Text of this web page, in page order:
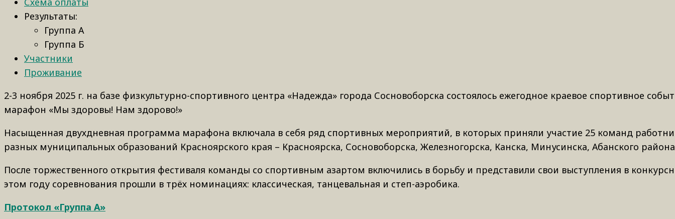
Результаты:
Группа А
Группа Б
Участники
Проживание
2-3 ноября 2025 г. на базе физкультурно-спортивного центра «Надежда» города Сосновоборска состоялось ежегодное краевое спортивное
марафон «Мы здоровы! Нам здорово!»
Насыщенная двухдневная программа марафона включала в себя ряд спортивных мероприятий, в которых приняли участие 25 команд
разных муниципальных образований Красноярского края – Красноярска, Сосновоборска, Железногорска, Канска, Минусинска, Абанского
После торжественного открытия фестиваля команды со спортивным азартом включились в борьбу и представили свои выступления в
этом году соревнования прошли в трёх номинациях: классическая, танцевальная и степ-аэробика.
Протокол «Группа А»